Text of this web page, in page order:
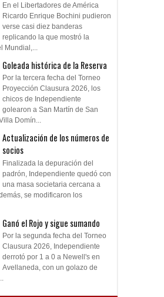
En el Libertadores de América
Ricardo Enrique Bochini pudieron
verse casi diez banderas
replicando la que mostró la
Mundial,...
Goleada histórica de la Reserva
Por la tercera fecha del Torneo
Proyección Clausura 2026, los
chicos de Independiente
golearon a San Martín de San
Domín...
Actualización de los números de
socios
Finalizada la depuración del
padrón, Independiente quedó con
una masa societaria cercana a
se modificaron los
Ganó el Rojo y sigue sumando
Por la segunda fecha del Torneo
Clausura 2026, Independiente
derrotó por 1 a 0 a Newell's en
Avellaneda, con un golazo de